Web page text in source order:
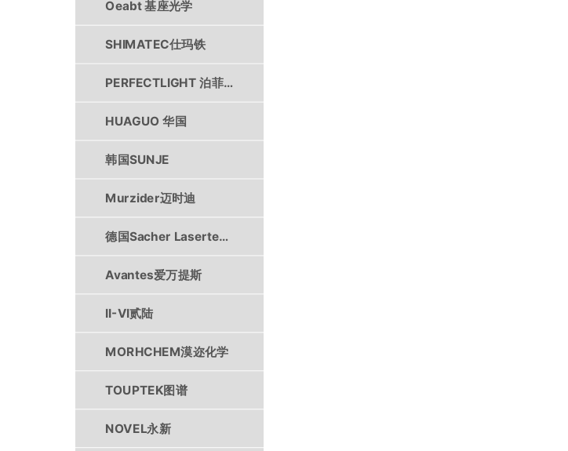
Oeabt 基座光学
SHIMATEC仕玛铁
PERFECTLIGHT 泊菲莱
HUAGUO 华国
韩国SUNJE
Murzider迈时迪
德国Sacher Lasertechnik
Avantes爱万提斯
II-VI贰陆
MORHCHEM漠迩化学
TOUPTEK图谱
NOVEL永新